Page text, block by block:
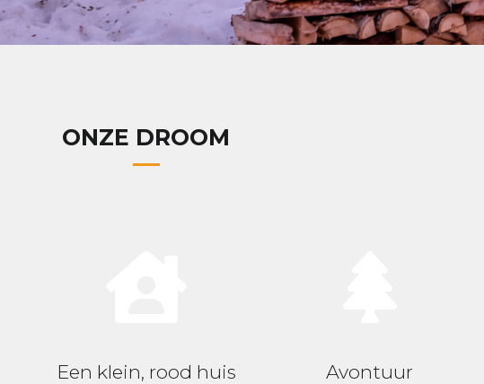
ONZE DROOM
Een klein, rood huis Avontuur